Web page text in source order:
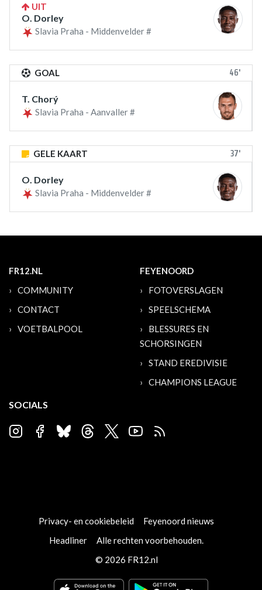
UIT
O. Dorley
Slavia Praha - Middenvelder #
GOAL 46'
T. Chorý
Slavia Praha - Aanvaller #
GELE KAART 37'
O. Dorley
Slavia Praha - Middenvelder #
FR12.NL
COMMUNITY
CONTACT
VOETBALPOOL
FEYENOORD
FOTOVERSLAGEN
SPEELSCHEMA
BLESSURES EN
SCHORSINGEN
STAND EREDIVISIE
CHAMPIONS LEAGUE
SOCIALS
Privacy- en cookiebeleid
Feyenoord nieuws
Headliner
Alle rechten voorbehouden.
© 2026 FR12.nl